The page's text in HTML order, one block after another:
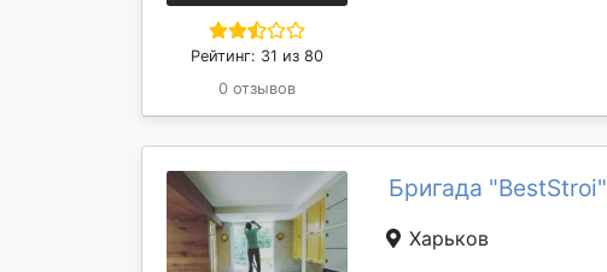
Рейтинг: 31 из 80
0 отзывов
Бригада "BestStroi"
Харьков